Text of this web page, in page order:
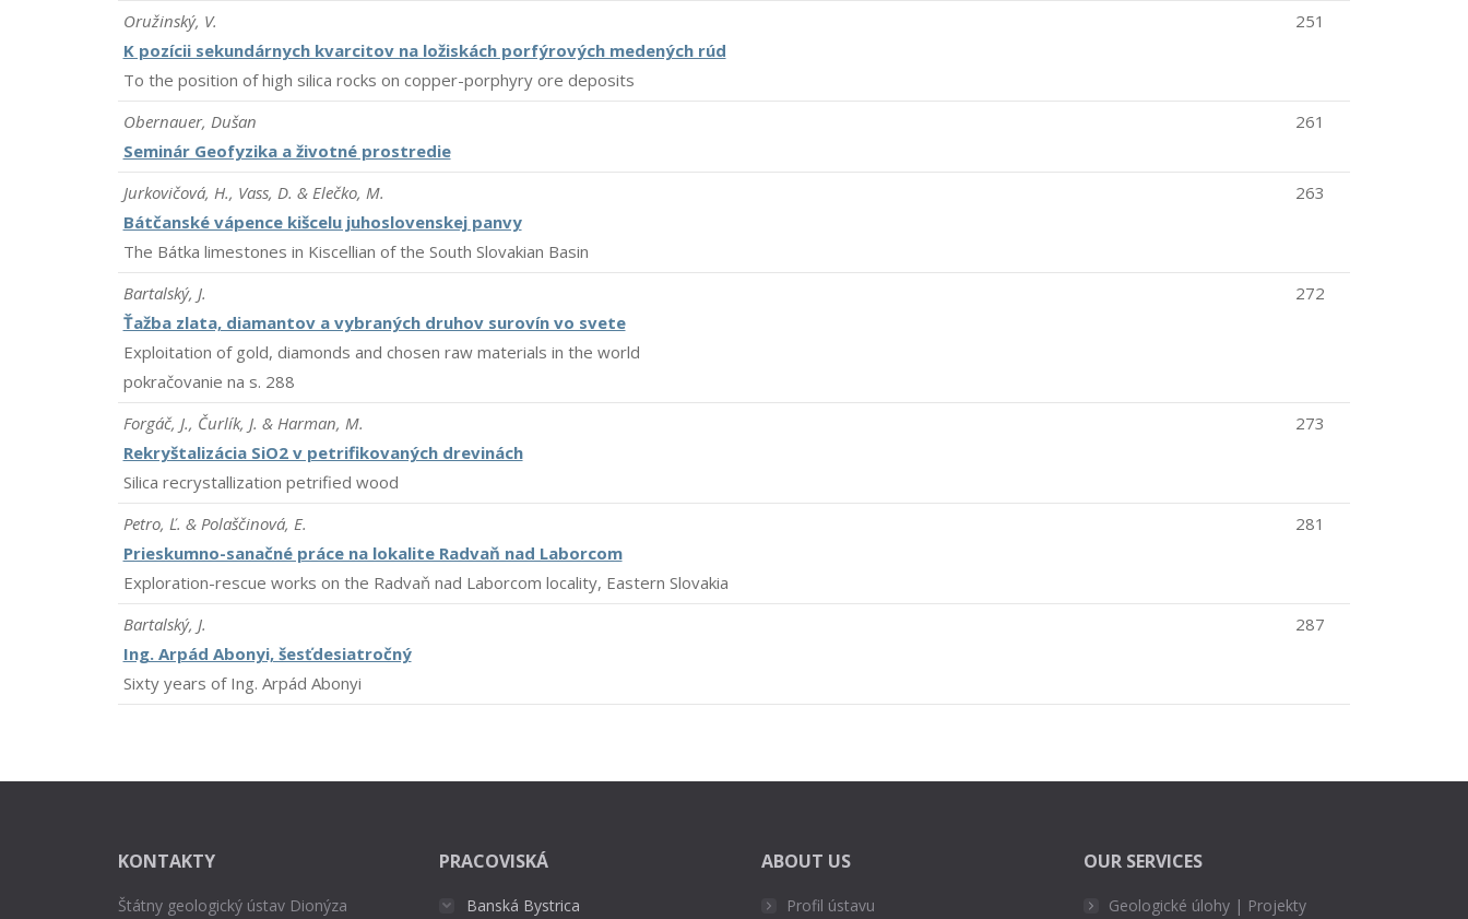
Oružinský, V.
K pozícii sekundárnych kvarcitov na ložiskách porfýrových medených rúd
To the position of high silica rocks on copper-porphyry ore deposits
251
Obernauer, Dušan
Seminár Geofyzika a životné prostredie
261
Jurkovičová, H., Vass, D. & Elečko, M.
Bátčanské vápence kišcelu juhoslovenskej panvy
The Bátka limestones in Kiscellian of the South Slovakian Basin
263
Bartalský, J.
Ťažba zlata, diamantov a vybraných druhov surovín vo svete
Exploitation of gold, diamonds and chosen raw materials in the world
pokračovanie na s. 288
272
Forgáč, J., Čurlík, J. & Harman, M.
Rekryštalizácia SiO2 v petrifikovaných drevinách
Silica recrystallization petrified wood
273
Petro, Ľ. & Polaščinová, E.
Prieskumno-sanačné práce na lokalite Radvaň nad Laborcom
Exploration-rescue works on the Radvaň nad Laborcom locality, Eastern Slovakia
281
Bartalský, J.
Ing. Arpád Abonyi, šesťdesiatročný
Sixty years of Ing. Arpád Abonyi
287
KONTAKTY
Štátny geologický ústav Dionýza
PRACOVISKÁ
Banská Bystrica
ABOUT US
Profil ústavu
OUR SERVICES
Geologické úlohy | Projekty